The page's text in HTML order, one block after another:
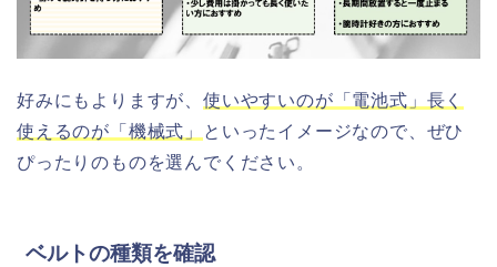
好みにもよりますが、使いやすいのが「電池式」長く
使えるのが「機械式」
といったイメージなので、ぜひ
ぴったりのものを選んでください。
ベルトの種類を確認